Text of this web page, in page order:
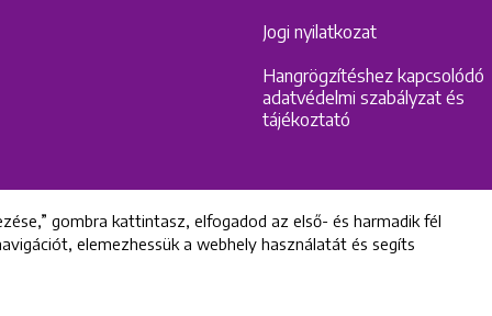
Jogi nyilatkozat
Hangrögzítéshez kapcsolódó
adatvédelmi szabályzat és
tájékoztató
All rights reserved © 2022 Uniklinik Dental and Implant Center
gombra kattintasz, elfogadod az első- és harmadik fél
elemezhessük a webhely használatát és segíts